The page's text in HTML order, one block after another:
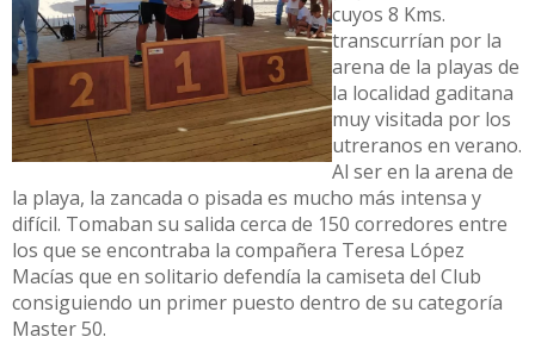
cuyos 8 Kms.
transcurrían por la
arena de la playas de
la localidad gaditana
muy visitada por los
utreranos en verano.
Al ser en la arena de
la playa, la zancada o pisada es mucho más intensa y
difícil. Tomaban su salida cerca de 150 corredores entre
los que se encontraba la compañera Teresa López
Macías que en solitario defendía la camiseta del Club
consiguiendo un primer puesto dentro de su categoría
Master 50.